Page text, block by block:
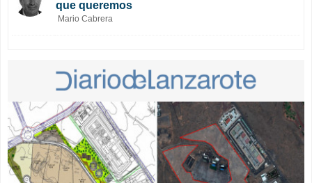
que queremos
Mario Cabrera